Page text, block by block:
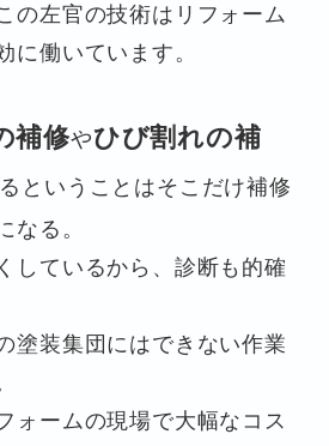
の左官の技術はリフォーム
に働いています。
補修やひび割れの補
ということはそこだけ補修
なる。
しているから、診断も的確
塗装集団にはできない作業
ォームの現場で大幅なコス